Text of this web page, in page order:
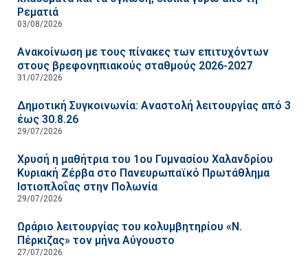
Ρεματιά
03/08/2026
Ανακοίνωση με τους πίνακες των επιτυχόντων
στους βρεφονηπιακούς σταθμούς 2026-2027
31/07/2026
Δημοτική Συγκοινωνία: Αναστολή λειτουργίας από 3
έως 30.8.26
29/07/2026
Χρυσή η μαθήτρια του 1ου Γυμνασίου Χαλανδρίου
Κυριακή Ζέρβα στο Πανευρωπαϊκό Πρωτάθλημα
Ιστιοπλοΐας στην Πολωνία
29/07/2026
Ωράριο λειτουργίας του κολυμβητηρίου «Ν.
Πέρκιζας» τον μήνα Αύγουστο
27/07/2026